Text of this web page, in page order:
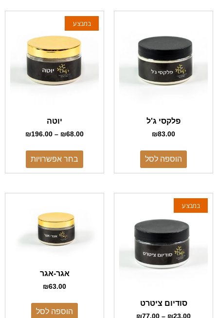
פלקסי ג'ל
₪83.00
הוספה לסל
במבצע
יוטה
₪68.00
–
₪196.00
בחר אפשרויות
במבצע
סודיום ציטרט
₪23.00
–
₪77.00
אגר-אגר
₪63.00
הוספה לסל